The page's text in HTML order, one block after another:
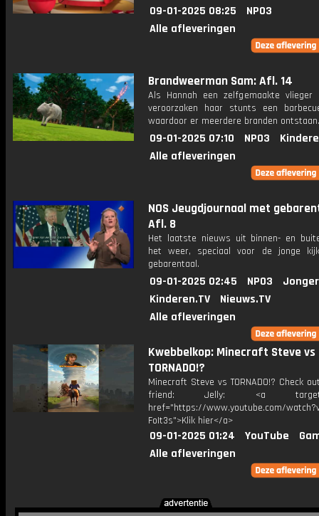
09-01-2025 08:25
NPO3
Alle afleveringen
Brandweerman Sam: Afl. 14
Als Hannah een zelfgemaakte vlieger
veroorzaken haar stunts een
waardoor er meerdere branden ontstaan.
09-01-2025 07:10 NPO3
Alle afleveringen
NOS Jeugdjournaal met
Afl. 8
Het laatste nieuws uit binnen- en
het weer, speciaal voor de jonge
gebarentaal.
09-01-2025 02:45 NPO3
Kinderen.TV
Nieuws.TV
Alle afleveringen
Kwebbelkop: Minecraft Steve vs
TORNADO!?
Minecraft Steve vs TORNADO!? Check
friend: Jelly: <a
href="https://www.youtube.com/
FoIt3s">Klik hier</a>
09-01-2025 01:24 YouTube
Alle afleveringen